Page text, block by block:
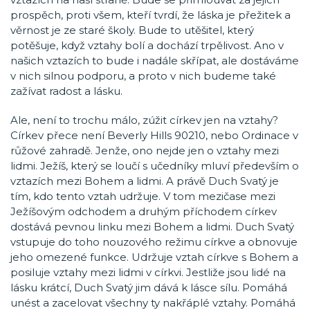
prospěch, proti všem, kteří tvrdí, že láska je přežitek a
věrnost je ze staré školy. Bude to utěšitel, který
potěšuje, když vztahy bolí a dochází trpělivost. Ano v
našich vztazích to bude i nadále skřípat, ale dostáváme
v nich silnou podporu, a proto v nich budeme také
zažívat radost a lásku.
Ale, není to trochu málo, zúžit církev jen na vztahy?
Církev přece není Beverly Hills 90210, nebo Ordinace v
růžové zahradě. Jenže, ono nejde jen o vztahy mezi
lidmi. Ježíš, který se loučí s učedníky mluví především o
vztazích mezi Bohem a lidmi. A právě Duch Svatý je
tím, kdo tento vztah udržuje. V tom mezičase mezi
Ježíšovým odchodem a druhým příchodem církev
dostává pevnou linku mezi Bohem a lidmi. Duch Svatý
vstupuje do toho nouzového režimu církve a obnovuje
jeho omezené funkce. Udržuje vztah církve s Bohem a
posiluje vztahy mezi lidmi v církvi. Jestliže jsou lidé na
lásku krátcí, Duch Svatý jim dává k lásce sílu. Pomáhá
unést a zacelovat všechny ty nakřáplé vztahy. Pomáhá